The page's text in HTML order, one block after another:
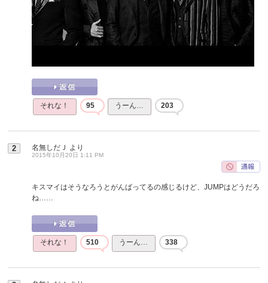
それな！ 95 うーん… 203
2 名無しだＪ より
2015年10月20日 1:11 PM
キスマイはそうなろうとがんばってるの感じるけど、JUMPはどうだろ
ね……
それな！ 510 うーん… 338